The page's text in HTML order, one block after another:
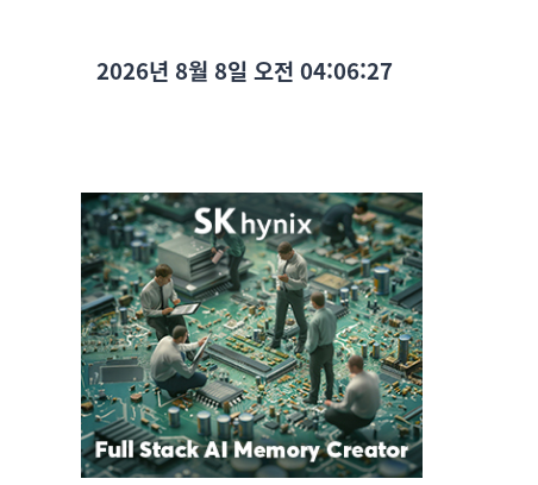
2026년 8월 8일 오전 04:06:29